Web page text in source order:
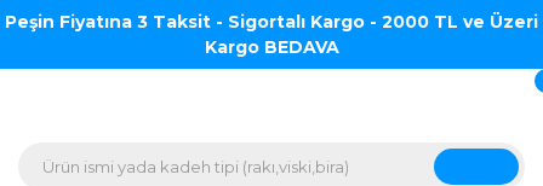
Peşin Fiyatına 3 Taksit - Sigortalı Kargo - 2000 TL ve Üzeri
Kargo BEDAVA